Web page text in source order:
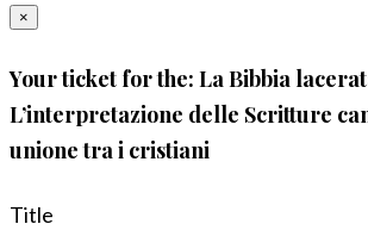
×
Your ticket for the: La Bibbia
L’interpretazione delle Scritture
unione tra i cristiani
Title